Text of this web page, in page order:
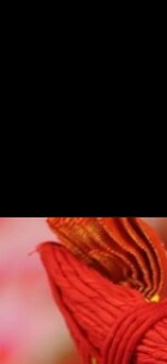
Opening